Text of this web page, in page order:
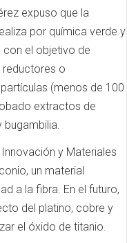
expuso que la
por química verde y
con el objetivo de
o
(menos de 100
extractos de
y Materiales
un material
a la fibra. En el futuro,
del platino, cobre y
el óxido de titanio.